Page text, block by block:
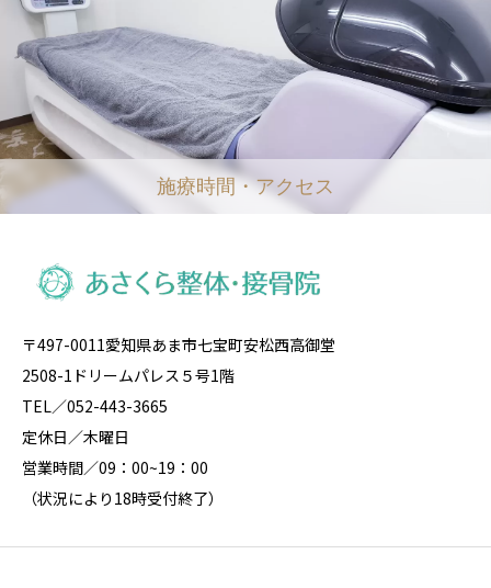
施療時間・アクセス
〒497-0011愛知県あま市七宝町安松西高御堂
2508-1ドリームパレス５号1階
TEL／052-443-3665
定休日／木曜日
営業時間／09：00~19：00
（状況により18時受付終了）